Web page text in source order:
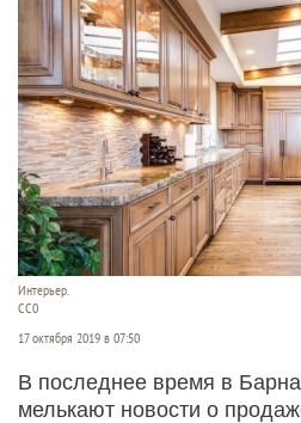
Интерьер.
СС0
17 октября 2019 в 07:50
В последнее время в
мелькают новости о